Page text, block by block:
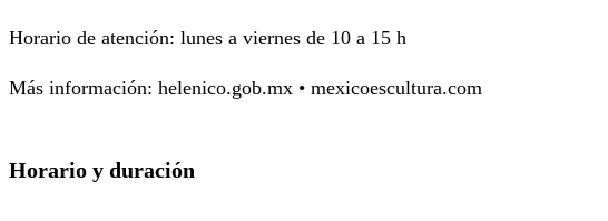
Horario de atención: lunes a viernes de 10 a 15 h
Más información: helenico.gob.mx • mexicoescultura.com
Horario y duración